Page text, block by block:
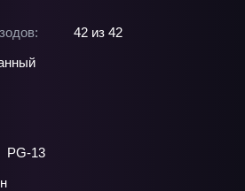
42 из 42
PG-13